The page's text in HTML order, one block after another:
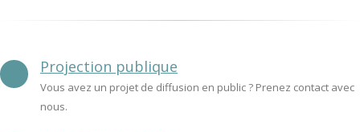
Projection publique
Vous avez un projet de diffusion en public ? Prenez contact avec
nous.